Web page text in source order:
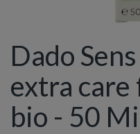
Dado
extra care
bio - 50